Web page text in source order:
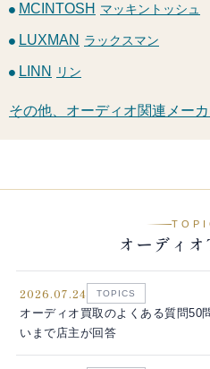
MCINTOSH マッキントッシュ
LUXMAN ラックスマン
LINN リン
その他、オーディオ関連メー
オーディ
2026.07.24 TOPICS
オーディオ買取のよくある質問50
いまで店主が回答